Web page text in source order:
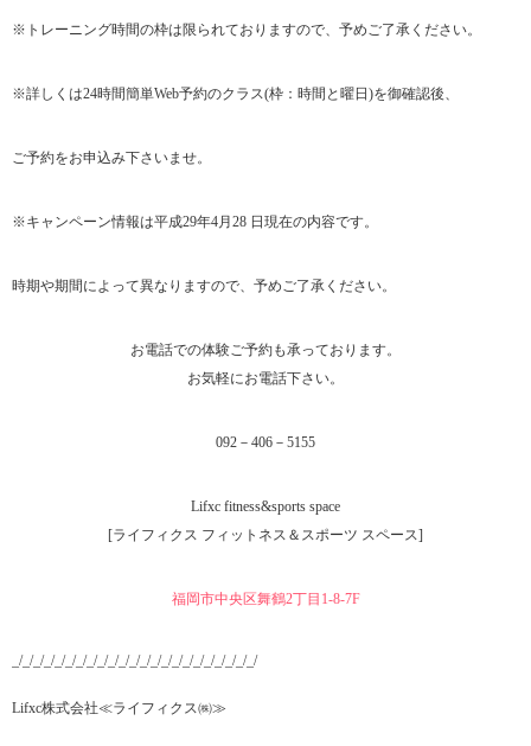
※トレーニング時間の枠は限られておりますので、予めご了承ください。
※詳しくは24時間簡単Web予約のクラス(枠：時間と曜日)を御確認後、
ご予約をお申込み下さいませ。
※キャンペーン情報は平成29年4月28 日現在の内容です。
時期や期間によって異なりますので、予めご了承ください。
お電話での体験ご予約も承っております。
お気軽にお電話下さい。
092－406－5155
Lifxc fitness&sports space
[ライフィクス フィットネス＆スポーツ スペース]
福岡市中央区舞鶴2丁目1‐8-7F
_/_/_/_/_/_/_/_/_/_/_/_/_/_/_/_/_/_/_/_/_/_/_/
Lifxc株式会社≪ライフィクス㈱≫